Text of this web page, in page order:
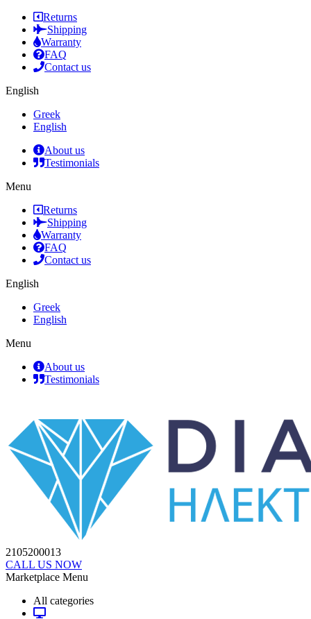
Returns
Shipping
Warranty
FAQ
Contact us
English
Greek
English
About us
Testimonials
Menu
Returns
Shipping
Warranty
FAQ
Contact us
English
Greek
English
Menu
About us
Testimonials
2105200013
CALL US NOW
Marketplace Menu
All categories